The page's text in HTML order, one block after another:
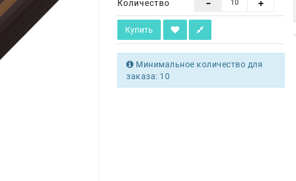
Количество
Купить
Минимальное количество для
заказа: 10